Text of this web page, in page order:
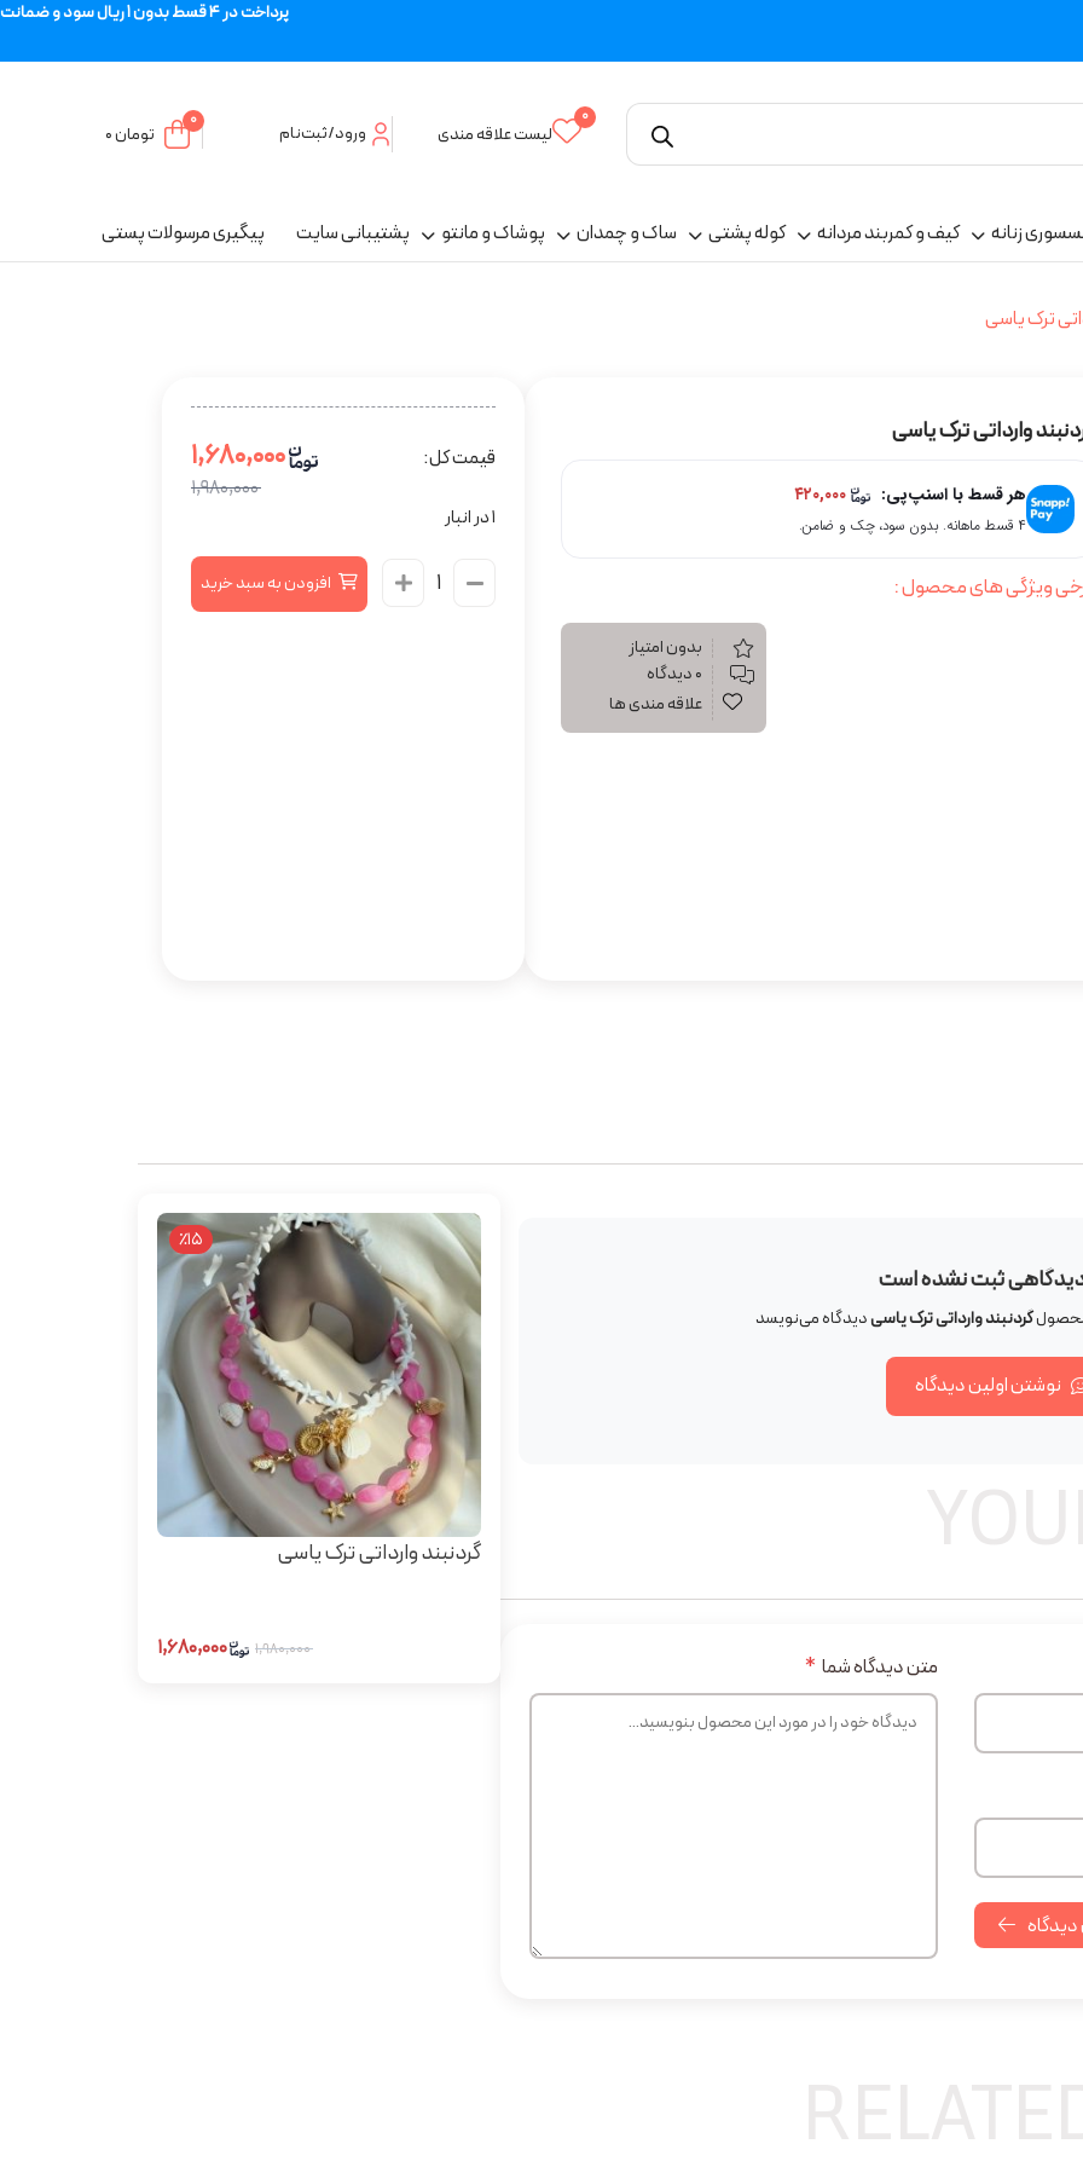
پرداخت در 4 قسط بدون 1 ریال سود و ضمانت
0
لیست علاقه مندی ورود/ثبت‌نام
0
تومان
زنانه کیف و کمربند مردانه کوله پشتی ساک و چمدان پوشاک و مانتو پشتیبانی سایت پیگیری مرسولات پستی
ترک یاسی
وارداتی ترک یاسی
هر قسط با اسنپ‌پی: ۴۲۰,۰۰۰
۴ قسط ماهانه. بدون سود، چک و ضامن.
ویژگی های محصول :
بدون امتیاز
۰ دیدگاه
علاقه مندی ها
قیمت کل:
۱,۹۸۰,۰۰۰
1 در انبار
افزودن به سبد خرید
ثبت نشده است
محصولگردنبند وارداتی ترک یاسیدیدگاه می‌نویسد
نوشتن اولین دیدگاه
دیدگاه
متن دیدگاه شما *
٪15
گردنبند وارداتی ترک یاسی
۱,۹۸۰,۰۰۰